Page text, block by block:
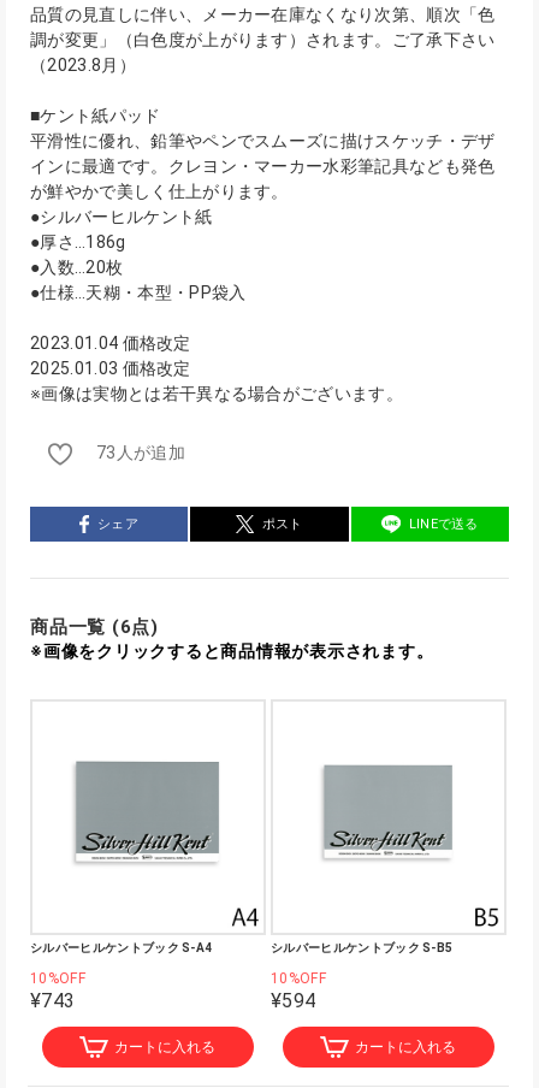
品質の見直しに伴い、メーカー在庫なくなり次第、順次「色
調が変更」（白色度が上がります）されます。ご了承下さい
（2023.8月）
■ケント紙パッド
平滑性に優れ、鉛筆やペンでスムーズに描けスケッチ・デザ
インに最適です。クレヨン・マーカー水彩筆記具なども発色
が鮮やかで美しく仕上がります。
●シルバーヒルケント紙
●厚さ…186g
●入数…20枚
●仕様…天糊・本型・PP袋入
2023.01.04 価格改定
2025.01.03 価格改定
※画像は実物とは若干異なる場合がございます。
73人が追加
シェア ポスト LINEで送る
商品一覧 (6点)
※画像をクリックすると商品情報が表示されます。
シルバーヒルケントブック S-A4
10%OFF
¥743
カートに入れる
シルバーヒルケントブック S-B5
10%OFF
¥594
カートに入れる